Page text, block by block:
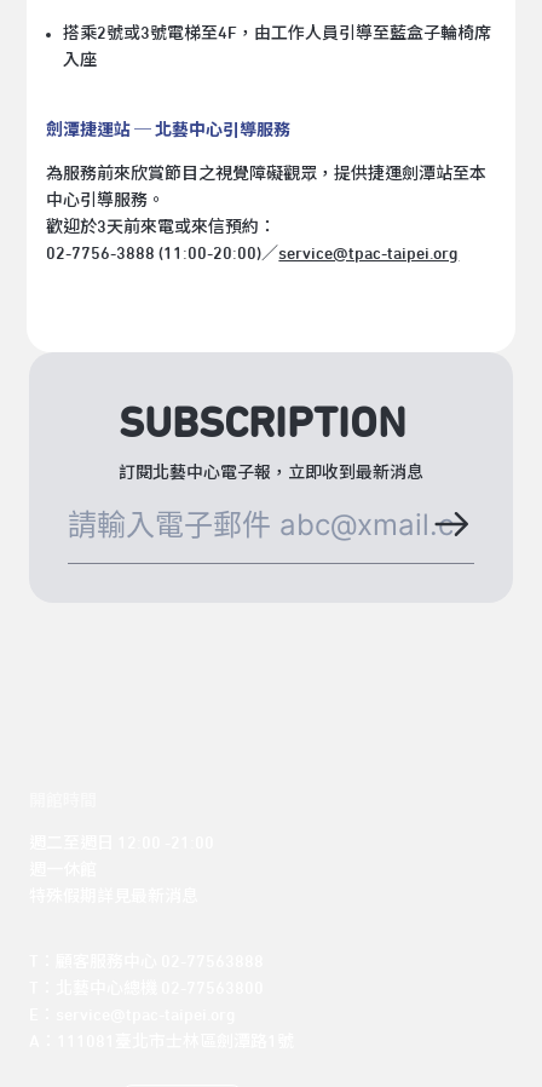
搭乘2號或3號電梯至4F，由工作人員引導至藍盒子輪椅席
入座
劍潭捷運站 ─ 北藝中心引導服務
為服務前來欣賞節目之視覺障礙觀眾，提供捷運劍潭站至本
中心引導服務。
歡迎於3天前來電或來信預約：
02-7756-3888 (11:00-20:00)／service@tpac-taipei.org
SUBSCRIPTION
訂閱北藝中心電子報，立即收到最新消息